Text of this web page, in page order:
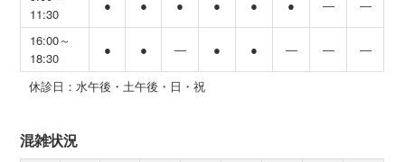
11:30
● ● ● ● ● ● ― ―
16:00～
18:30
● ● ― ● ● ― ― ―
休診日：水午後・土午後・日・祝
混雑状況